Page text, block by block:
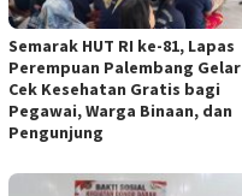
Semarak HUT RI ke-81, Lapas
Perempuan Palembang Gelar
Cek Kesehatan Gratis bagi
Pegawai, Warga Binaan, dan
Pengunjung